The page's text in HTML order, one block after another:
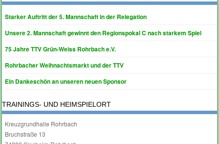
Starker Auftritt der 5. Mannschaft in der Relegation
Unsere 2. Mannschaft gewinnt den Regionspokal C nach starkem Spiel
75 Jahre TTV Grün-Weiss Rohrbach e.V.
Rohrbacher Weihnachtsmarkt und der TTV
Ein Dankeschön an unseren neuen Sponsor
TRAININGS- UND HEIMSPIELORT
Kreuzgrundhalle Rohrbach
Bruchstraße 13